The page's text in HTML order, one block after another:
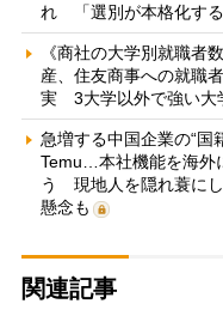
れ 「選別が本格化する
《商社の大学別就職者
産、住友商事への就職
実 3大学以外で強い大
急増する中国企業の“国
Temu…本社機能を海外
う 現地人を隠れ蓑に
懸念も
関連記事